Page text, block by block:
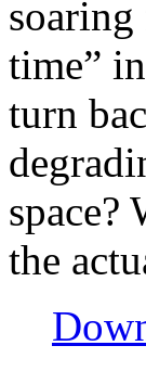
time”
turn
space?
the